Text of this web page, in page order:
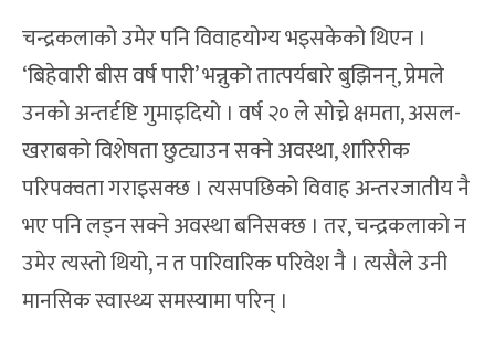
चन्द्रकलाको उमेर पनि विवाहयोग्य भइसकेको थिएन ।
‘बिहेवारी बीस वर्ष पारी’ भन्नुको तात्पर्यबारे बुझिनन्, प्रेमले
उनको अन्तर्दृष्टि गुमाइदियो । वर्ष २० ले सोच्ने क्षमता, असल-
खराबको विशेषता छुट्याउन सक्ने अवस्था, शारिरीक
परिपक्वता गराइसक्छ । त्यसपछिको विवाह अन्तरजातीय नै
भए पनि लड्न सक्ने अवस्था बनिसक्छ । तर, चन्द्रकलाको न
उमेर त्यस्तो थियो, न त पारिवारिक परिवेश नै । त्यसैले उनी
मानसिक स्वास्थ्य समस्यामा परिन् ।